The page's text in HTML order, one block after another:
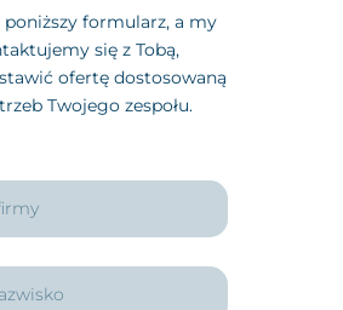
poniższy formularz, a my
się z Tobą,
ofertę dostosowaną
Twojego zespołu.